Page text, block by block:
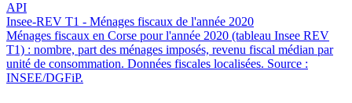
API
Insee-REV T1 - Ménages fiscaux de l'année 2020
Ménages fiscaux en Corse pour l'année 2020 (tableau Insee REV
T1) : nombre, part des ménages imposés, revenu fiscal médian par
unité de consommation. Données fiscales localisées. Source :
INSEE/DGFiP.